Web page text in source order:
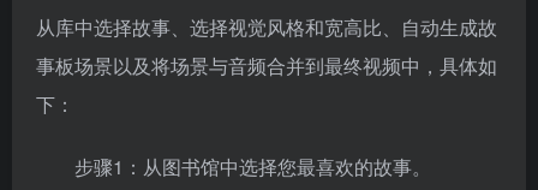
从库中选择故事、选择视觉风格和宽高比、自动生成故
事板场景以及将场景与音频合并到最终视频中，具体如
下：
步骤1：从图书馆中选择您最喜欢的故事。